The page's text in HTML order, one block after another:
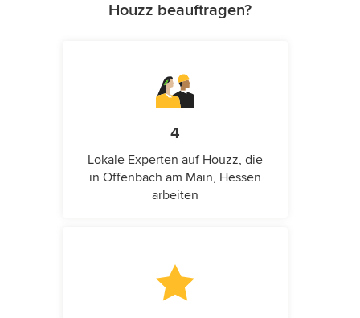
Houzz beauftragen?
4
Lokale Experten auf Houzz, die
in Offenbach am Main, Hessen
arbeiten